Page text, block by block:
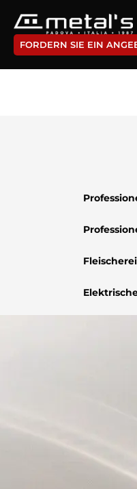
FORDERN SIE EIN